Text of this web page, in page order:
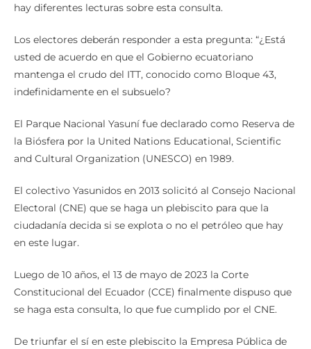
hay diferentes lecturas sobre esta consulta.
Los electores deberán responder a esta pregunta: “¿Está
usted de acuerdo en que el Gobierno ecuatoriano
mantenga el crudo del ITT, conocido como Bloque 43,
indefinidamente en el subsuelo?
El Parque Nacional Yasuní fue declarado como Reserva de
la Biósfera por la United Nations Educational, Scientific
and Cultural Organization (UNESCO) en 1989.
El colectivo Yasunidos en 2013 solicitó al Consejo Nacional
Electoral (CNE) que se haga un plebiscito para que la
ciudadanía decida si se explota o no el petróleo que hay
en este lugar.
Luego de 10 años, el 13 de mayo de 2023 la Corte
Constitucional del Ecuador (CCE) finalmente dispuso que
se haga esta consulta, lo que fue cumplido por el CNE.
De triunfar el sí en este plebiscito la Empresa Pública de